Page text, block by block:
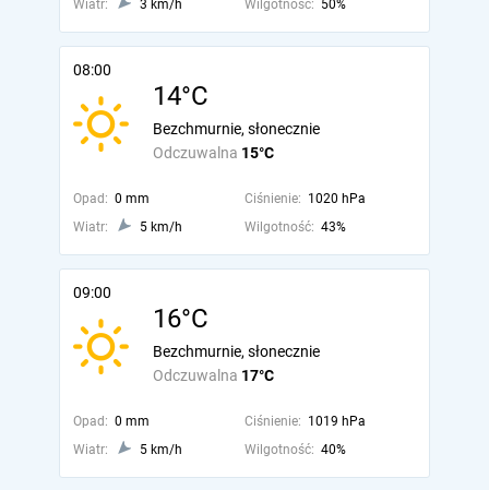
Wiatr: 3 km/h Wilgotność: 50%
08:00
14°C
Odczuwalna 15°C
Bezchmurnie, słonecznie
Opad: 0 mm Ciśnienie: 1020 hPa
Wiatr:
5 km/h Wilgotność: 43%
09:00
16°C
Odczuwalna 17°C
Bezchmurnie, słonecznie
Opad: 0 mm Ciśnienie: 1019 hPa
Wiatr:
5 km/h Wilgotność: 40%